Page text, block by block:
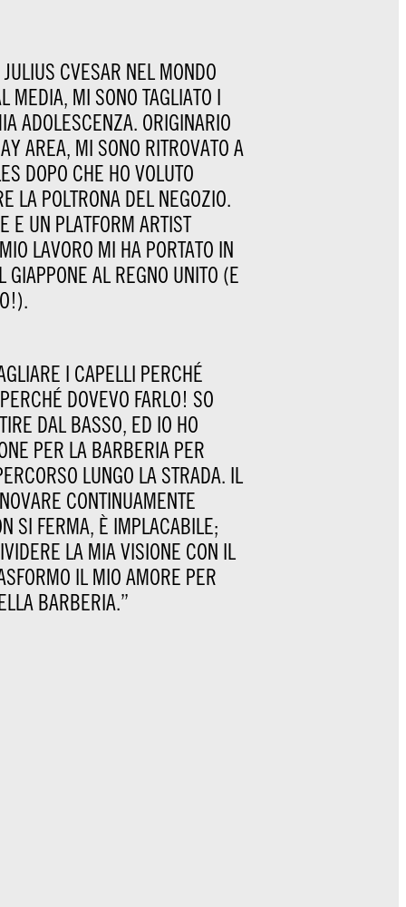
CVESAR NEL MONDO
MEDIA, MI SONO TAGLIATO I
ADOLESCENZA. ORIGINARIO
AREA, MI SONO RITROVATO A
DOPO CHE HO VOLUTO
LA POLTRONA DEL NEGOZIO.
E UN PLATFORM ARTIST
LAVORO MI HA PORTATO IN
GIAPPONE AL REGNO UNITO (E
I CAPELLI PERCHÉ
DOVEVO FARLO! SO
DAL BASSO, ED IO HO
PER LA BARBERIA PER
LUNGO LA STRADA. IL
CONTINUAMENTE
SI FERMA, È IMPLACABILE;
LA MIA VISIONE CON IL
IL MIO AMORE PER
BARBERIA.”